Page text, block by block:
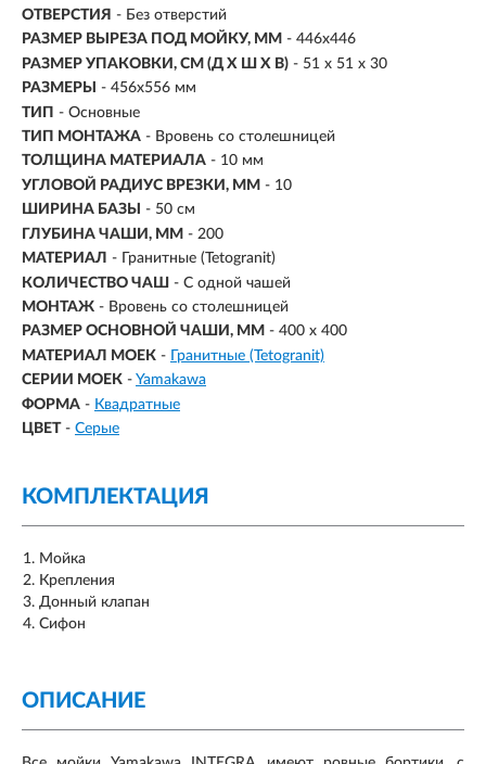
ОТВЕРСТИЯ - Без отверстий
РАЗМЕР ВЫРЕЗА ПОД МОЙКУ, ММ - 446x446
РАЗМЕР УПАКОВКИ, СМ (Д Х Ш Х В) - 51 х 51 х 30
РАЗМЕРЫ
- 456x556 мм
ТИП - Основные
ТИП МОНТАЖА - Вровень со столешницей
ТОЛЩИНА МАТЕРИАЛА - 10 мм
УГЛОВОЙ РАДИУС ВРЕЗКИ, ММ - 10
ШИРИНА БАЗЫ
- 50 см
ГЛУБИНА ЧАШИ, ММ - 200
МАТЕРИАЛ -
Гранитные (Tetogranit)
КОЛИЧЕСТВО ЧАШ - С одной чашей
МОНТАЖ - Вровень со столешницей
РАЗМЕР ОСНОВНОЙ ЧАШИ, ММ - 400 x 400
МАТЕРИАЛ МОЕК - Гранитные (Tetogranit)
СЕРИИ МОЕК - Yamakawa
ФОРМА - Квадратные
ЦВЕТ - Серые
КОМПЛЕКТАЦИЯ
Мойка
Крепления
Донный клапан
Сифон
ОПИСАНИЕ